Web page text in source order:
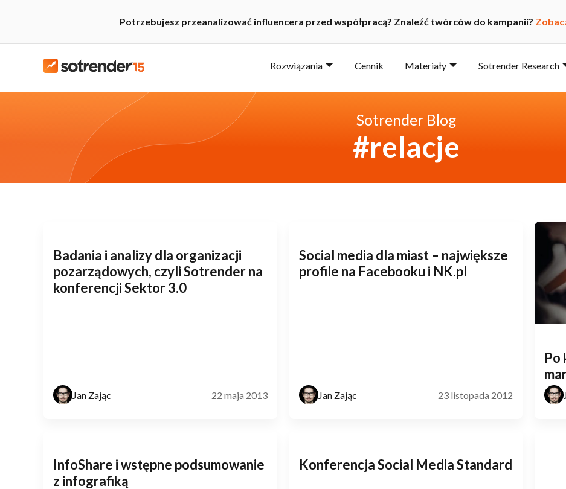
Potrzebujesz przeanalizować influencera przed współpracą? Znaleźć twórców do kampanii?
Rozwiązania Cennik Materiały Sotrender Research
Sotrender Blog
#relacje
Badania i analizy dla organizacji
pozarządowych, czyli Sotrender na
konferencji Sektor 3.0
Jan Zając 22 maja 2013
Social media dla miast – największe
profile na Facebooku i NK.pl
Jan Zając 23 listopada 2012
Po
InfoShare i wstępne podsumowanie
z infografiką
Konferencja Social Media Standard